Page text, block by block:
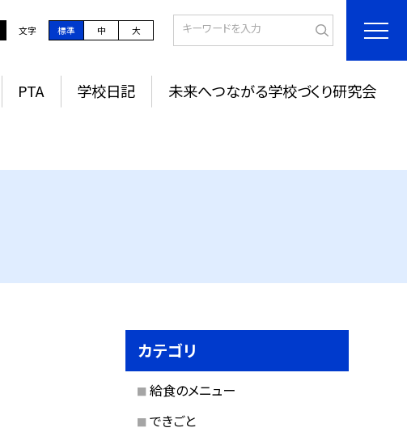
文字 標準 中 大
PTA 学校日記 未来へつながる学校づくり研究会
カテゴリ
給食のメニュー
できごと